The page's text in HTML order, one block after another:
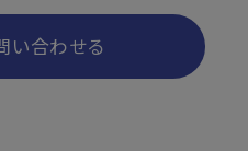
い合わせる